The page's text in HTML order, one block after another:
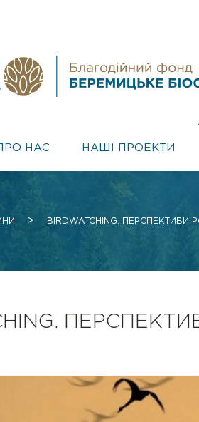
ПРО НАС НАШI ПРОЕКТИ
> BIRDWATCHING. ПЕРСПЕКТИВИ